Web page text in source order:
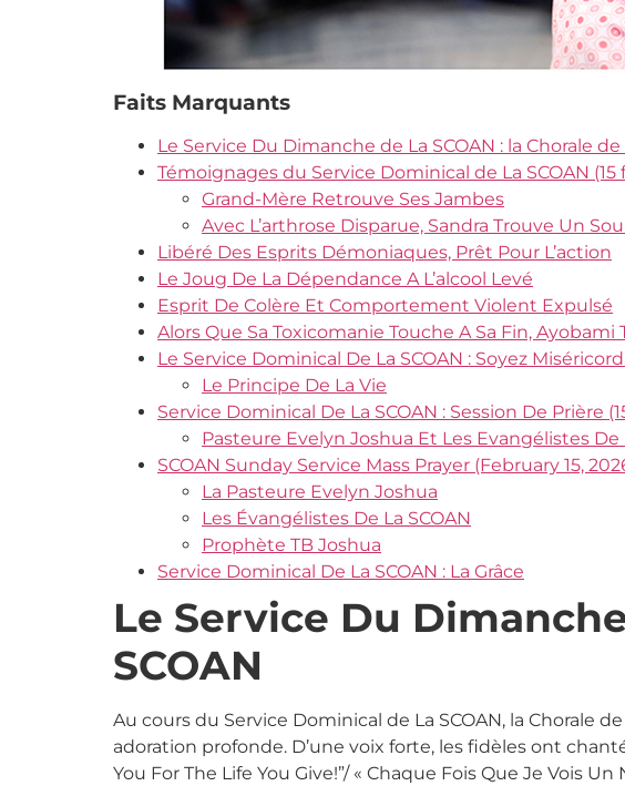
Faits Marquants
Le Service Du Dimanche de La SCOAN : la Chorale de
Témoignages du Service Dominical de La SCOAN (15
Grand-Mère Retrouve Ses Jambes
Avec L’arthrose Disparue, Sandra Trouve Un
Libéré Des Esprits Démoniaques, Prêt Pour L’action
Le Joug De La Dépendance A L’alcool Levé
Esprit De Colère Et Comportement Violent Expulsé
Alors Que Sa Toxicomanie Touche A Sa Fin, Ayobami
Le Service Dominical De La SCOAN : Soyez
Le Principe De La Vie
Service Dominical De La SCOAN : Session De Prière
Pasteure Evelyn Joshua Et Les Evangélistes De
SCOAN Sunday Service Mass Prayer (February 15,
La Pasteure Evelyn Joshua
Les Évangélistes De La SCOAN
Prophète TB Joshua
Service Dominical De La SCOAN : La Grâce
Le Service Du
SCOAN
Au cours du Service Dominical de La SCOAN, la Chorale
adoration profonde. D’une voix forte, les fidèles ont
You For The Life You Give!”/ « Chaque Fois Que Je Vois